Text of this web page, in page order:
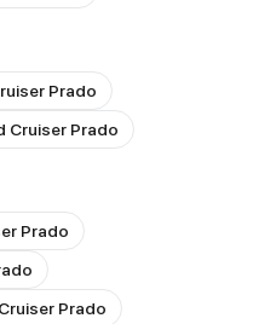
Prado
Cruiser Prado
Prado
Prado